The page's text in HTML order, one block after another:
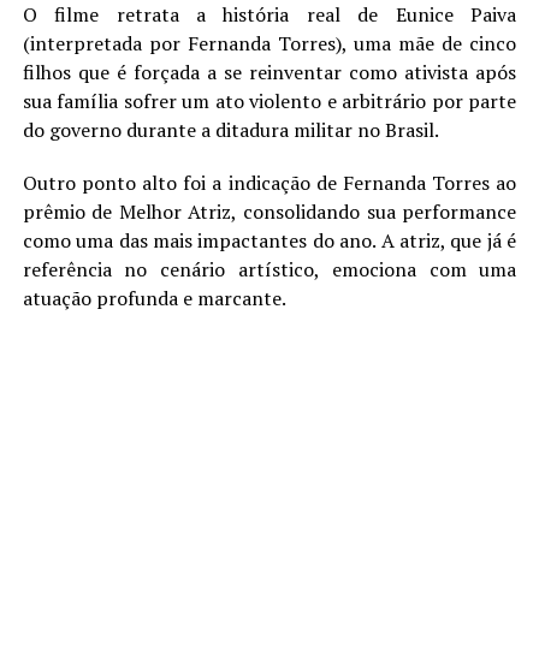
O filme retrata a história real de Eunice Paiva
(interpretada por Fernanda Torres), uma mãe de cinco
filhos que é forçada a se reinventar como ativista após
sua família sofrer um ato violento e arbitrário por parte
do governo durante a ditadura militar no Brasil.
Outro ponto alto foi a indicação de Fernanda Torres ao
prêmio de Melhor Atriz, consolidando sua performance
como uma das mais impactantes do ano. A atriz, que já é
referência no cenário artístico, emociona com uma
atuação profunda e marcante.